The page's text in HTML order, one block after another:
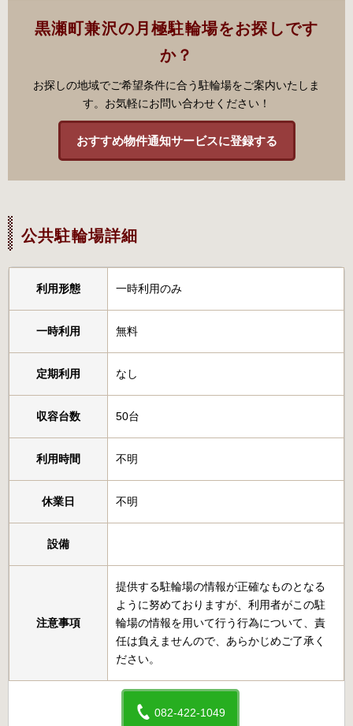
黒瀬町兼沢の月極駐輪場をお探しです
か？
お探しの地域でご希望条件に合う駐輪場をご案内いたしま
す。お気軽にお問い合わせください！
おすすめ物件通知サービスに登録する
公共駐輪場詳細
利用形態 一時利用のみ
一時利用 無料
定期利用 なし
収容台数 50台
利用時間 不明
休業日 不明
設備
注意事項
提供する駐輪場の情報が正確なものとなる
ように努めておりますが、利用者がこの駐
輪場の情報を用いて行う行為について、責
任は負えませんので、あらかじめご了承く
ださい。
082-422-1049